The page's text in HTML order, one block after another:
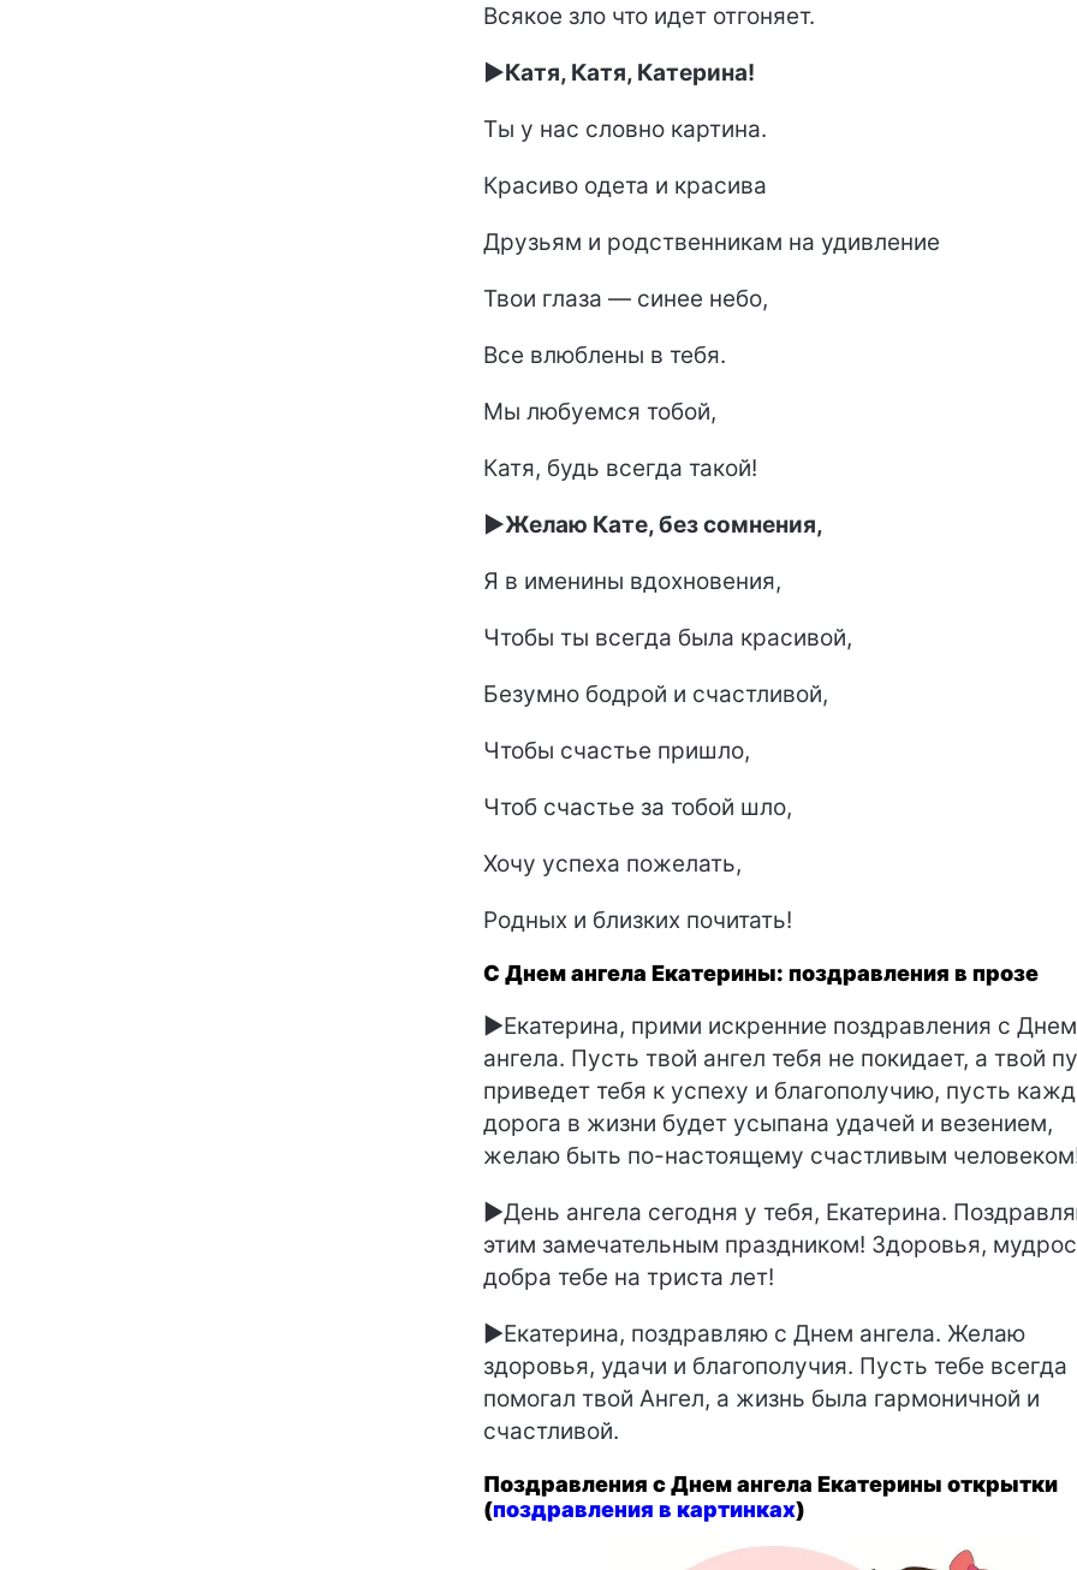
Всякое зло что идет отгоняет.
►Катя, Катя, Катерина!
Ты у нас словно картина.
Красиво одета и красива
Друзьям и родственникам на удивление
Твои глаза — синее небо,
Все влюблены в тебя.
Мы любуемся тобой,
Катя, будь всегда такой!
►Желаю Кате, без сомнения,
Я в именины вдохновения,
Чтобы ты всегда была красивой,
Безумно бодрой и счастливой,
Чтобы счастье пришло,
Чтоб счастье за тобой шло,
Хочу успеха пожелать,
Родных и близких почитать!
С Днем ангела Екатерины: поздравления в прозе
►Екатерина, прими искренние поздравления с Днем
ангела. Пусть твой ангел тебя не покидает, а твой
приведет тебя к успеху и благополучию, пусть
дорога в жизни будет усыпана удачей и везением,
желаю быть по-настоящему счастливым
►День ангела сегодня у тебя, Екатерина.
этим замечательным праздником! Здоровья,
добра тебе на триста лет!
►Екатерина, поздравляю с Днем ангела. Желаю
здоровья, удачи и благополучия. Пусть тебе всегда
помогал твой Ангел, а жизнь была гармоничной и
счастливой.
Поздравления с Днем ангела Екатерины открытки
(поздравления в картинках)